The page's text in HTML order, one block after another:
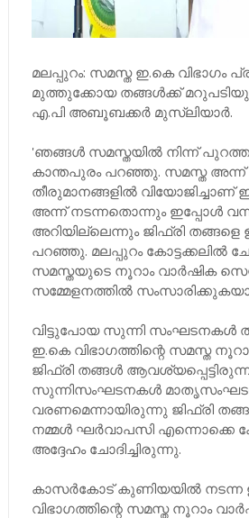
മലപ്പുറം: സമസ്ത ഇ.കെ വിഭാഗം
മുത്തുക്കോയ തങ്ങള്‍ക്ക്
എ.പി അബൂബക്കർ മുസ്‌ലിയാർ.
'ഞങ്ങള്‍ സമസ്തയിൽ നിന്ന്
കാന്തപുരം പറഞ്ഞു. സമസ്ത
തീരുമാനങ്ങളിൽ വിയോജിച്ചാണ്
അന്ന് നടന്നതൊന്നും ഇപ്പോൾ
അറിയില്ലെന്നും ജിഫ്രി തങ്ങളെ
പറഞ്ഞു. മലപ്പുറം കോട്ടക്കലില്‍
സമസ്തയുടെ നൂറാം വാർഷിക
സമ്മേളനത്തില്‍
വിട്ടുപോയ സുന്നി സംഘടനകള്‍
ഇ.കെ വിഭാഗത്തിന്റെ സമസ്ത
ജിഫ്രി തങ്ങൾ
സുന്നിസംഘടനകള്‍
വരണമെന്നായിരുന്നു ജിഫ്രി
നമ്മള്‍ ഘര്‍വാപസി എന്നൊക്കെ
അദ്ദേഹം ചോദിച്ചിരുന്നു.
കാസര്‍കോട് കുണിയയില്‍ നടന്ന
വിഭാഗത്തിന്റെ സമസ്ത നൂറാം